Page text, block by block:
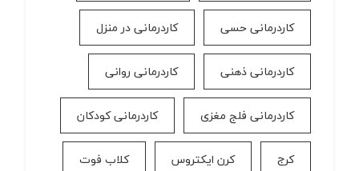
کاردرمانی حسی کاردرمانی در منزل
کاردرمانی ذهنی کاردرمانی روانی
کاردرمانی فلج مغزی کاردرمانی کودکان
کرج کرن ایکتروس کلاب فوت